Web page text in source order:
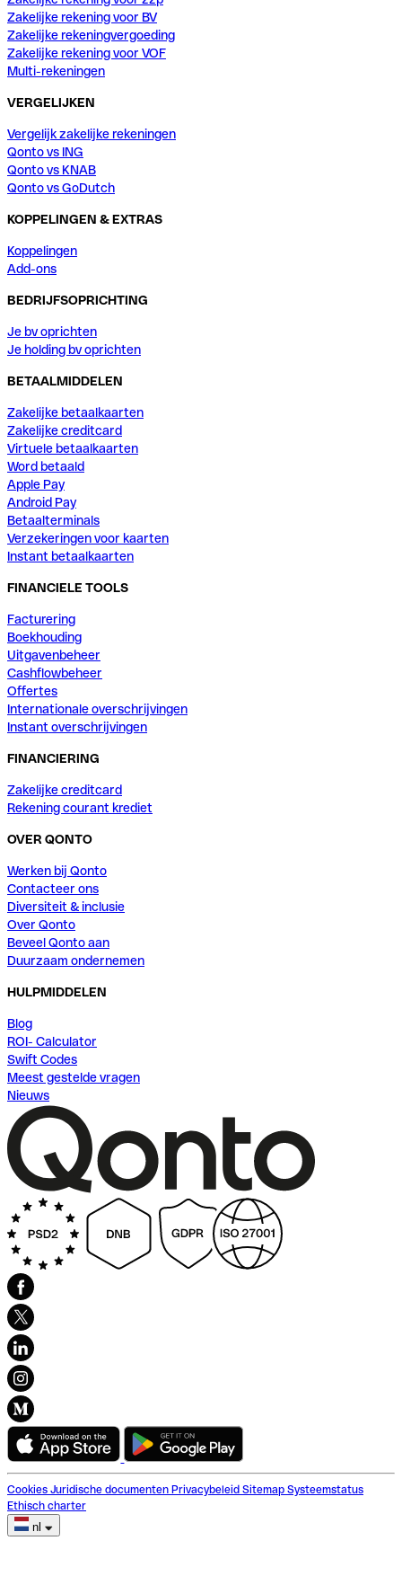
Zakelijke rekening voor BV
Zakelijke rekeningvergoeding
Zakelijke rekening voor VOF
Multi-rekeningen
VERGELIJKEN
Vergelijk zakelijke rekeningen
Qonto vs ING
Qonto vs KNAB
Qonto vs GoDutch
KOPPELINGEN & EXTRAS
Koppelingen
Add-ons
BEDRIJFSOPRICHTING
Je bv oprichten
Je holding bv oprichten
BETAALMIDDELEN
Zakelijke betaalkaarten
Zakelijke creditcard
Virtuele betaalkaarten
Word betaald
Apple Pay
Android Pay
Betaalterminals
Verzekeringen voor kaarten
Instant betaalkaarten
FINANCIELE TOOLS
Facturering
Boekhouding
Uitgavenbeheer
Cashflowbeheer
Offertes
Internationale overschrijvingen
Instant overschrijvingen
FINANCIERING
Zakelijke creditcard
Rekening courant krediet
OVER QONTO
Werken bij Qonto
Contacteer ons
Diversiteit & inclusie
Over Qonto
Beveel Qonto aan
Duurzaam ondernemen
HULPMIDDELEN
Blog
ROI- Calculator
Swift Codes
Meest gestelde vragen
Nieuws
Cookies Juridische documenten Privacybeleid Sitemap Systeemstatus
Ethisch charter
nl